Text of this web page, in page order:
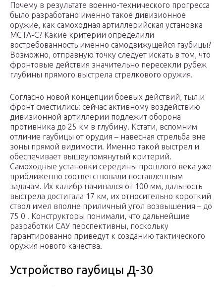
Почему в результате военно-технического прогресса
было разработано именно такое дивизионное
оружие, как самоходная артиллерийская установка
МСТА-С? Какие критерии определили
востребованность именно самодвижущейся гаубицы?
Возможно, отправную точку следует искать в том, что
фронтовые действия значительно пересекли рубеж
глубины прямого выстрела стрелкового оружия.
Согласно новой концепции боевых действий, тыл и
фронт сместились: сейчас активному воздействию
дивизионной артиллерии подлежит оборона
противника до 25 км в глубину. Кстати, вспомним
отличие гаубицы от орудия – навесная стрельба вне
зоны прямой видимости. Именно такой выстрел и
обеспечивает вышеупомянутый критерий.
Самоходные установки середины прошлого века уже
приближенно соответствовали поставленным
задачам. Их калибр начинался от 100 мм, дальность
выстрела достигала 17 км, их относительно короткий
ствол имел вполне приличный угол возвышения – до
75 0 . Конструкторы понимали, что дальнейшие
разработки САУ перспективны, поскольку
гарантированно приведут к созданию тактического
оружия нового качества.
Устройство гаубицы Д-30